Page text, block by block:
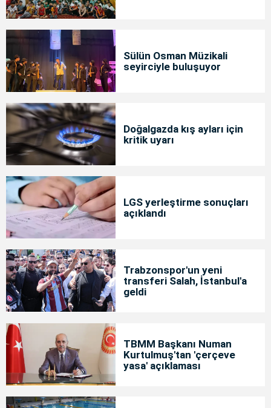
Sülün Osman Müzikali
seyirciyle buluşuyor
Doğalgazda kış ayları için
kritik uyarı
LGS yerleştirme sonuçları
açıklandı
Trabzonspor'un yeni
transferi Salah, İstanbul'a
geldi
TBMM Başkanı Numan
Kurtulmuş'tan 'çerçeve
yasa' açıklaması